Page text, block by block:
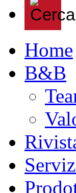
Home
B&B